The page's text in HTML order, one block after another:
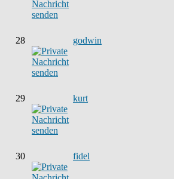
28 godwin
29 kurt
30 fidel